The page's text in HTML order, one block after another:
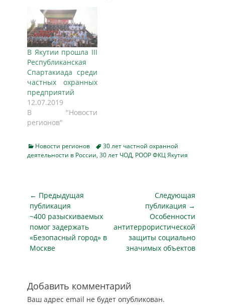
В Якутии прошла III
Республиканская
Спартакиада среди
частных охранных
предприятий
12.07.2019
В "Новости
регионов"
Categories
Новости регионов Tags30 лет частной охранной
деятельности в России, 30 лет ЧОД, РООР ФКЦ Якутия
Навигация
по
записям
← Предыдущая
публикация
Предыдущая
публикация
~400 разыскиваемых
помог задержать
«Безопасный город» в
Москве
Следующая
публикация →
Следующая
публикация
Особенности
антитеррористической
защиты социально
значимых объектов
Добавить комментарий
Ваш адрес email не будет опубликован.